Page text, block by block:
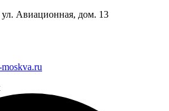
Авиационная, дом. 13